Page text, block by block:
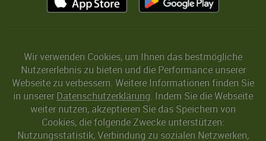
Wir verwenden Cookies, um Ihnen das bestmögliche
Nutzererlebnis zu bieten und die Performance unserer
Webseite zu verbessern. Weitere Informationen finden Sie
in unserer Datenschutzerklärung. Indem Sie die Webseite
weiter nutzen, akzeptieren Sie das Speichern von
Cookies, die folgende Zwecke unterstützen:
Nutzungsstatistik, Verbindung zu sozialen Netzwerken,